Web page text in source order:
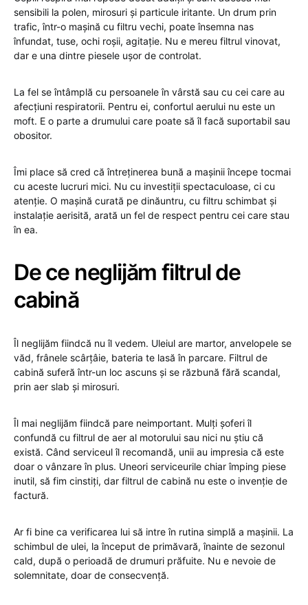
sensibili la polen, mirosuri și particule iritante. Un drum prin
trafic, într-o mașină cu filtru vechi, poate însemna nas
înfundat, tuse, ochi roșii, agitație. Nu e mereu filtrul vinovat,
dar e una dintre piesele ușor de controlat.
La fel se întâmplă cu persoanele în vârstă sau cu cei care au
afecțiuni respiratorii. Pentru ei, confortul aerului nu este un
moft. E o parte a drumului care poate să îl facă suportabil sau
obositor.
Îmi place să cred că întreținerea bună a mașinii începe tocmai
cu aceste lucruri mici. Nu cu investiții spectaculoase, ci cu
atenție. O mașină curată pe dinăuntru, cu filtru schimbat și
instalație aerisită, arată un fel de respect pentru cei care stau
în ea.
De ce neglijăm filtrul de
cabină
Îl neglijăm fiindcă nu îl vedem. Uleiul are martor, anvelopele se
văd, frânele scârțâie, bateria te lasă în parcare. Filtrul de
cabină suferă într-un loc ascuns și se răzbună fără scandal,
prin aer slab și mirosuri.
Îl mai neglijăm fiindcă pare neimportant. Mulți șoferi îl
confundă cu filtrul de aer al motorului sau nici nu știu că
există. Când serviceul îl recomandă, unii au impresia că este
doar o vânzare în plus. Uneori serviceurile chiar împing piese
inutil, să fim cinstiți, dar filtrul de cabină nu este o invenție de
factură.
Ar fi bine ca verificarea lui să intre în rutina simplă a mașinii. La
schimbul de ulei, la început de primăvară, înainte de sezonul
cald, după o perioadă de drumuri prăfuite. Nu e nevoie de
solemnitate, doar de consecvență.